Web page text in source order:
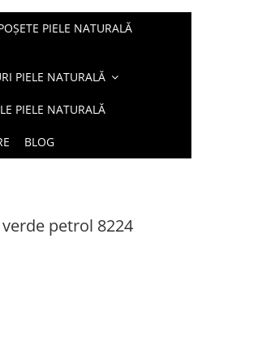
PIELE NATURALĂ
PIELE NATURALĂ
PIELE NATURALĂ
BLOG
petrol 8224